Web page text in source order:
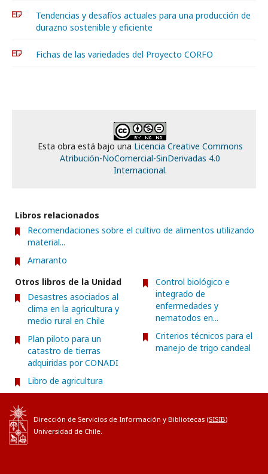
Tendencias y desafíos actuales para una producción de
durazno sostenible y eficiente
Fichas de las variedades del Proyecto CORFO
Esta obra está bajo una Licencia Creative Commons
Atribución-NoComercial-SinDerivadas 4.0
Internacional.
Libros relacionados
Recomendaciones sobre el cultivo de alimentos utilizando
material...
Amaranto
Otros libros de la Unidad
Desastres asociados al
clima en la agricultura y
medio rural en Chile
Plan piloto para un
catastro de tierras
adquiridas por CONADI
Libro de agricultura
Control biológico e
integrado de
enfermedades y
nematodos en...
Criterios técnicos para el
manejo de trigo candeal
Dirección de Servicios de Información y Bibliotecas (SISIB)
Universidad de Chile.